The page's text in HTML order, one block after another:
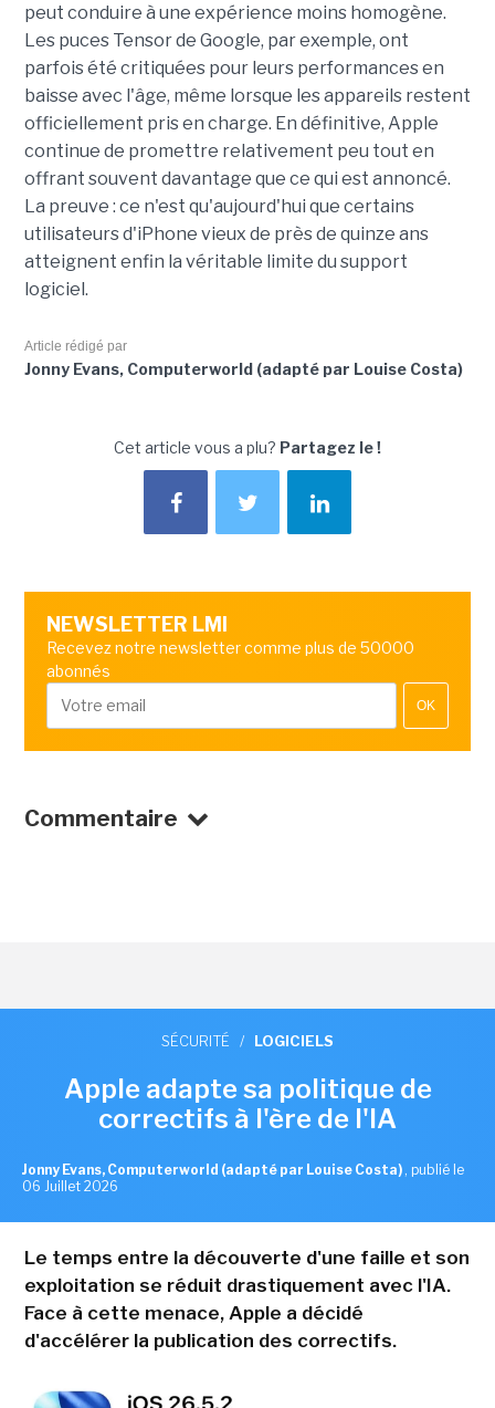
peut conduire à une expérience moins homogène.
Les puces Tensor de Google, par exemple, ont
parfois été critiquées pour leurs performances en
baisse avec l'âge, même lorsque les appareils restent
officiellement pris en charge. En définitive, Apple
continue de promettre relativement peu tout en
offrant souvent davantage que ce qui est annoncé.
La preuve : ce n'est qu'aujourd'hui que certains
utilisateurs d'iPhone vieux de près de quinze ans
atteignent enfin la véritable limite du support
logiciel.
Article rédigé par
Jonny Evans, Computerworld (adapté par Louise Costa)
Cet article vous a plu? Partagez le !
NEWSLETTER LMI
Recevez notre newsletter comme plus de 50000
abonnés
OK
Commentaire
SÉCURITÉ / LOGICIELS
Apple adapte sa politique de
correctifs à l'ère de l'IA
Jonny Evans, Computerworld (adapté par Louise Costa) , publié le
06 Juillet 2026
Le temps entre la découverte d'une faille et son
exploitation se réduit drastiquement avec l'IA.
Face à cette menace, Apple a décidé
d'accélérer la publication des correctifs.